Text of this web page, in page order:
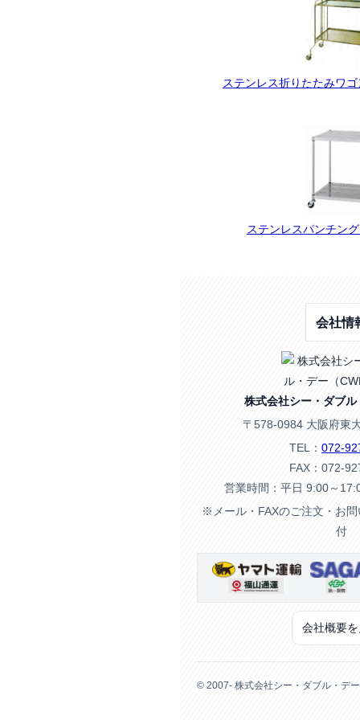
ステンレス折りたたみワ
ステンレスパンチン
会社情
株式会社シー・ダブ
〒578-0984 大阪府東
TEL： 072-
FAX：072-
営業時間：平日 9:00～
※メール・FAXのご注文・お
付
会社概要
© 2007- 株式会社シー・ダブル・デ